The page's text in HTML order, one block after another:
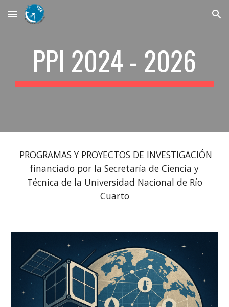
Skip to main content Skip to navigation
PPI 2024 - 2026
PROGRAMAS Y PROYECTOS DE INVESTIGACIÓN
financiado por la Secretaría de Ciencia y
Técnica de la Universidad Nacional de Río
Cuarto